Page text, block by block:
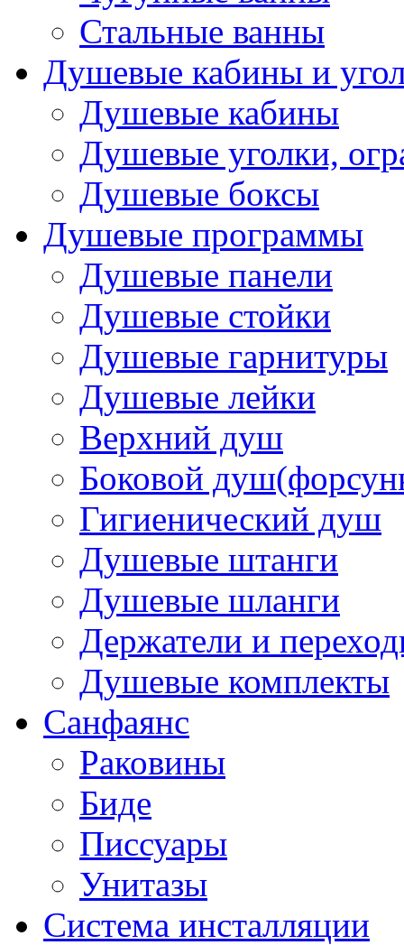
Стальные ванны
Душевые кабины и
Душевые кабины
Душевые уголки,
Душевые боксы
Душевые программы
Душевые панели
Душевые стойки
Душевые гарнитуры
Душевые лейки
Верхний душ
Боковой
Гигиенический душ
Душевые штанги
Душевые шланги
Держатели и
Душевые комплекты
Санфаянс
Раковины
Биде
Писсуары
Унитазы
Система инсталляции